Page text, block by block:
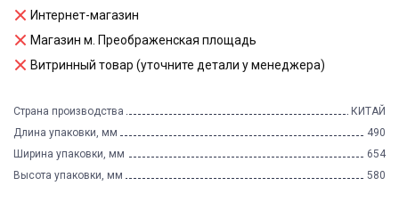
Интернет-магазин
Магазин м. Преображенская площадь
Витринный товар (уточните детали у менеджера)
Страна производства
КИТАЙ
Длина упаковки, мм
490
Ширина упаковки, мм
654
Высота упаковки, мм
580